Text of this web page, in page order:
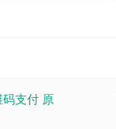
码支付 原